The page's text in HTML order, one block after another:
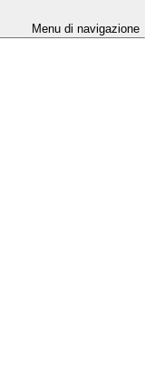
Menu di navigazione